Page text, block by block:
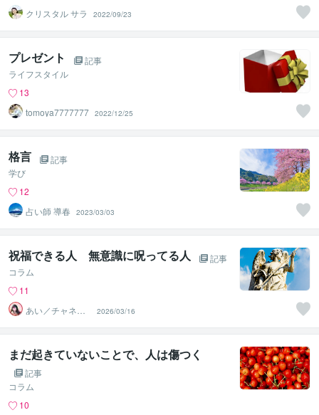
クリスタル サラ
2022/09/23
プレゼント
記事
ライフスタイル
13
tomoya7777777 2022/12/25
格言
記事
学び
12
占い師 導春
2023/03/03
祝福できる人 無意識に呪ってる人
記事
コラム
11
あい／チャネリ
ングアート✨夏S
ALE
2026/03/16
まだ起きていないことで、人は傷つく
記事
コラム
10